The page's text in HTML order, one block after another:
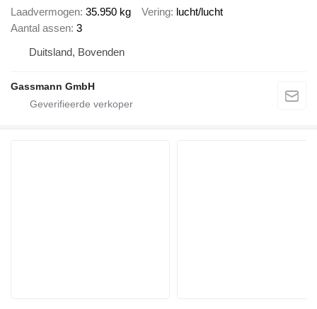
Laadvermogen 35.950 kg Vering lucht/lucht
Aantal assen 3
Duitsland, Bovenden
Gassmann GmbH